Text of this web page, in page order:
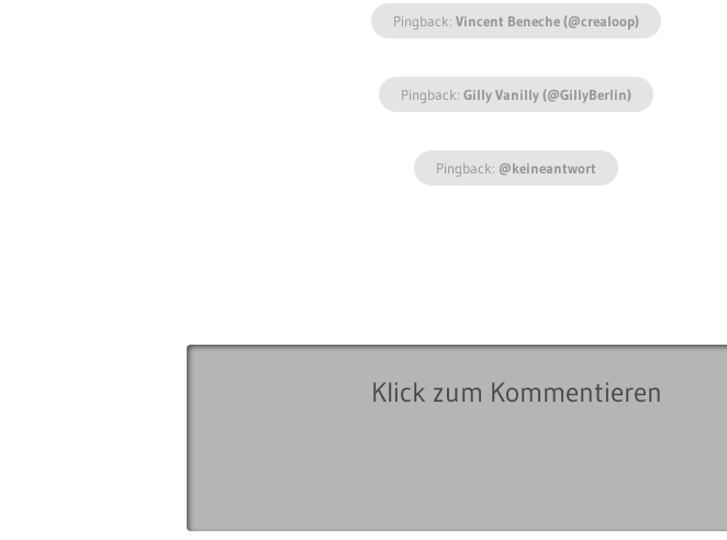
Pingback:Vincent Beneche (@crealoop)
Pingback:Gilly Vanilly (@GillyBerlin)
Pingback: @keineantwort